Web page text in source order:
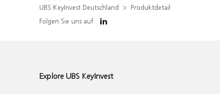
UBS KeyInvest Deutschland
Produktdetail
Folgen Sie uns auf
Explore UBS KeyInvest